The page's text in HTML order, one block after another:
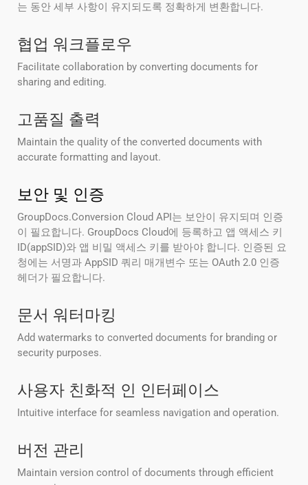
는 동안 세부 사항이 유지되도록 정확하게 변환합니다.
협업 워크플로우
Facilitate collaboration by converting documents for
sharing and editing.
고품질 출력
Maintain the quality of the converted documents with
accurate formatting and layout.
보안 및 인증
GroupDocs.Conversion Cloud API는 보안이 유지되며 인증
이 필요합니다. GroupDocs Cloud에 등록하고 앱 액세스 키
ID(appSID)와 앱 비밀 액세스 키를 받아야 합니다. 인증된 요
청에는 서명과 AppSID 쿼리 매개변수 또는 OAuth 2.0 인증
헤더가 필요합니다.
문서 워터마킹
Add watermarks to converted documents for branding or
security purposes.
사용자 친화적 인 인터페이스
Intuitive interface for seamless navigation and operation.
버전 관리
Maintain version control of documents through efficient